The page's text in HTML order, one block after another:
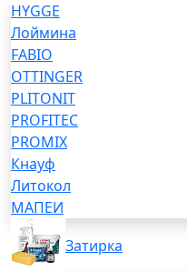
HYGGE
Лоймина
FABIO
OTTINGER
PLITONIT
PROFITEC
PROMIX
Кнауф
Литокол
МАПЕИ
Затирка